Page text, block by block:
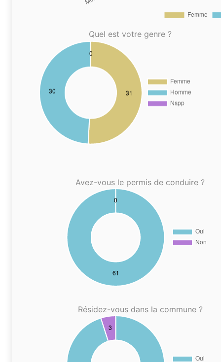
Quel est votre genre ?
Avez-vous le permis de conduire ?
Résidez-vous dans la commune ?